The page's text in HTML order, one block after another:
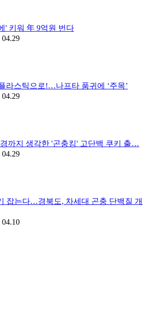
' 키워 年 9억원 번다
04.29
라스틱으로!…나프타 품귀에 ‘주목’
04.29
까지 생각한 '곤충킹' 고단백 쿠키 출…
04.29
잡는다…경북도, 차세대 곤충 단백질 개
04.10